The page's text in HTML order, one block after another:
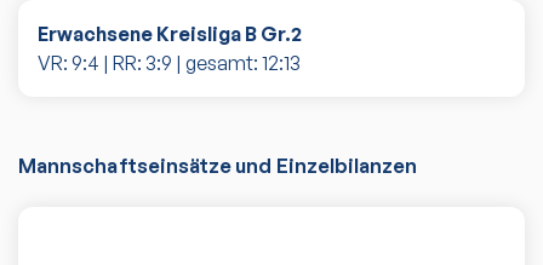
Erwachsene Kreisliga B Gr.2
VR: 9:4 | RR: 3:9 | gesamt: 12:13
Mannschaftseinsätze und Einzelbilanzen